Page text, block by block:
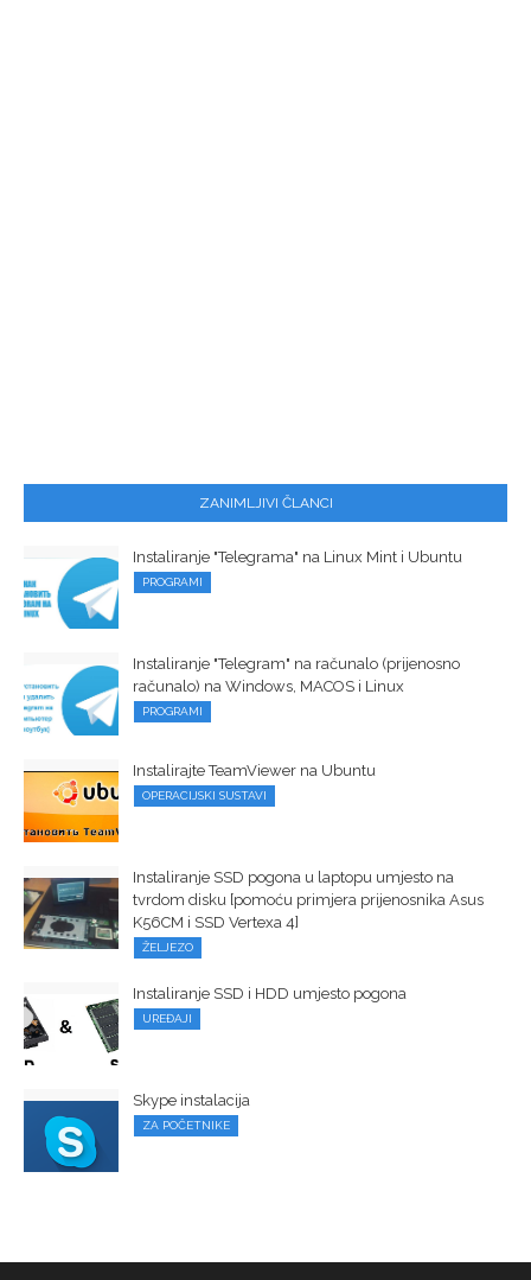
ZANIMLJIVI ČLANCI
Instaliranje "Telegrama" na Linux Mint i Ubuntu
PROGRAMI
Instaliranje "Telegram" na računalo (prijenosno
računalo) na Windows, MACOS i Linux
PROGRAMI
Instalirajte TeamViewer na Ubuntu
OPERACIJSKI SUSTAVI
Instaliranje SSD pogona u laptopu umjesto na
tvrdom disku [pomoću primjera prijenosnika Asus
K56CM i SSD Vertexa 4]
ŽELJEZO
Instaliranje SSD i HDD umjesto pogona
UREĐAJI
Skype instalacija
ZA POČETNIKE